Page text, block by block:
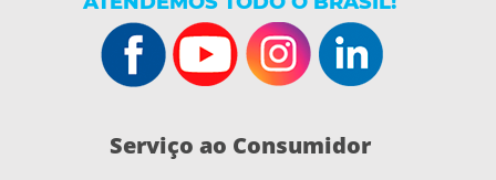
Serviço ao Consumidor